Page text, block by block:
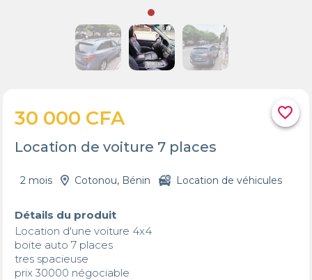
favorite_border
30 000 CFA
Location de voiture 7 places
2 mois Cotonou, Bénin Location de véhicules
Détails du produit
Location d'une voiture 4x4
boite auto 7 places
tres spacieuse
prix 30000 négociable